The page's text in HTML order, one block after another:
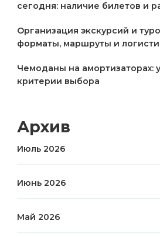
сегодня: наличие билетов и
Организация экскурсий и
форматы, маршруты и
Чемоданы на амортизаторах:
критерии выбора
Архив
Июль 2026
Июнь 2026
Май 2026